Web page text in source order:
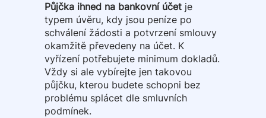
Půjčka ihned na bankovní účet je
typem úvěru, kdy jsou peníze po
schválení žádosti a potvrzení smlouvy
okamžitě převedeny na účet. K
vyřízení potřebujete minimum dokladů.
Vždy si ale vybírejte jen takovou
půjčku, kterou budete schopni bez
problému splácet dle smluvních
podmínek.